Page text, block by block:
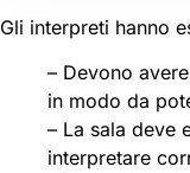
Gli interpreti hanno
– Devono
in modo da
– La sala deve
interpretare